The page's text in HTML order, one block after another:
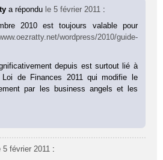
a répondu le 5 février 2011 :
2010 est toujours valable pour
wordpress/2010/guide-
depuis est surtout lié à
de Finances 2011 qui modifie le
par les business angels et les
5 février 2011 :